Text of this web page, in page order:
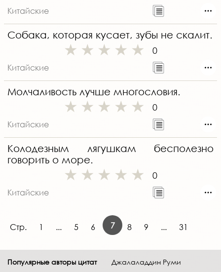
Китайские
Собака, которая кусает, зубы не скалит.
0
Китайские
Молчаливость лучше многословия.
0
Китайские
Колодезным лягушкам бесполезно
говорить о море.
0
Китайские
Стр. 1 ... 5 6 7 8 9 ... 31
Популярные авторы цитат Джалаладдин Руми